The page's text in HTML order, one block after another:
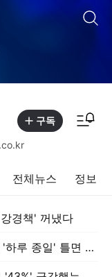
구독
전체뉴스 정보
경책' 꺼냈다
폭염 속 '누진세 폭탄' 주의보…에어컨 '하루 종일' 틀면 요금 무려